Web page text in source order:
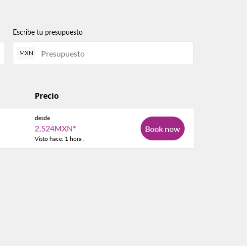
Escribe tu presupuesto
MXN
Precio
desde
2,524MXN*
Visto hace: 1 hora .
Book now